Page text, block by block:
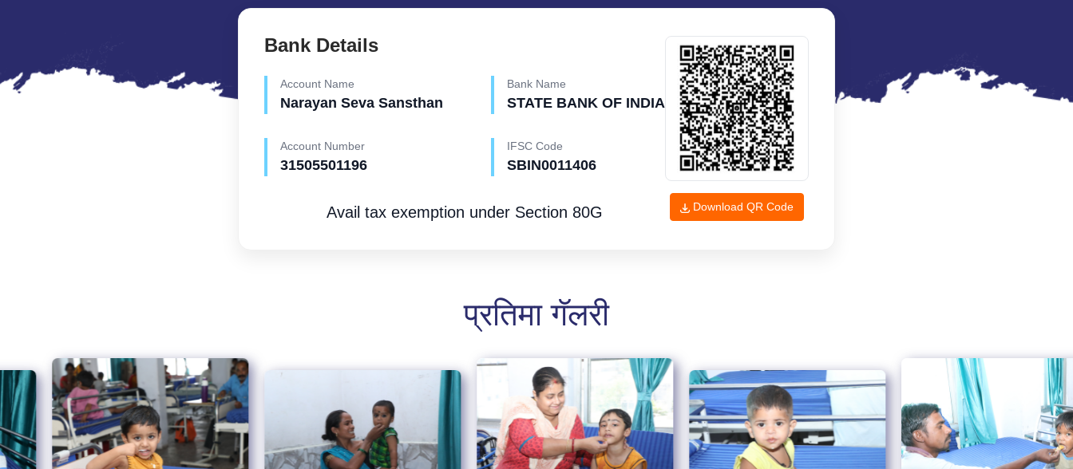
Bank Details
Account Name
Narayan Seva Sansthan
Bank Name
STATE BANK OF INDIA
Account Number
31505501196
IFSC Code
SBIN0011406
Avail tax exemption under Section 80G Download QR Code
प्रतिमा गॅलरी